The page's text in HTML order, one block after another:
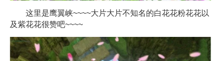
这里是鹰翼峡~~~~大片大片不知名的白花花粉花花以
及紫花花很赞吧~~~~